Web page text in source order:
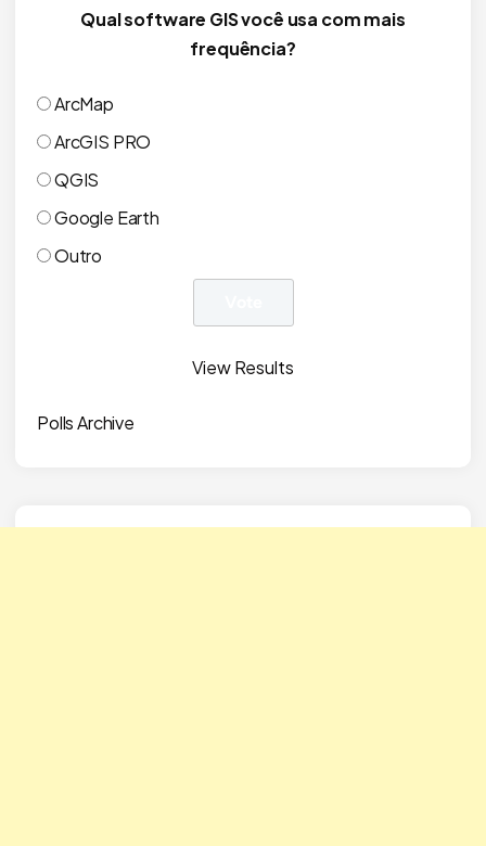
Qual software GIS você usa com mais
frequência?
ArcMap
ArcGIS PRO
QGIS
Google Earth
Outro
View Results
Polls Archive